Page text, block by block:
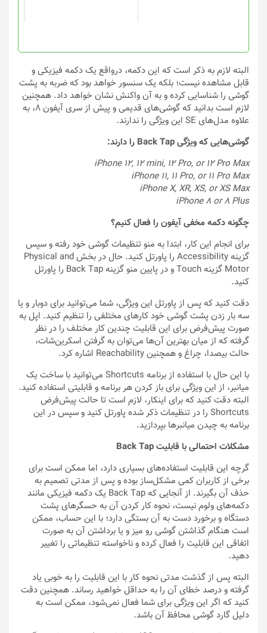
البته لازم به ذکر است که این دکمه، درواقع یک دکمه فیزیکی و
قابل مشاهده نیست؛ بلکه یک سنسور خواهد بود که ضربه به پشت
گوشی را شناسایی کرده و به آن واکنش نشان خواهد داد. همچنین
لازم است بدانید که گوشی‌های قدیمی و پیش از سری آیفون ۸، به
علاوه مدل‌های SE این ویژگی را ندارند.
گوشی‌هایی که ویژگی Back Tap را دارند:
iPhone 12, 12 mini, 12 Pro, or 12 Pro Max
iPhone 11, 11 Pro, or 11 Pro Max
iPhone X, XR, XS, or XS Max
iPhone 8 or 8 Plus
چگونه دکمه مخفی آیفون را فعال کنیم؟
برای انجام این کار، ابتدا به منو تنظیمات گوشی خود رفته و سپس
گزینه Accessibility را پاورتل کنید. حال در بخش Physical and
Motor گزینه Touch و در پایین منو گزینه Back Tap را پاورتل
کنید.
دقت کنید که پس از پاورتل این ویژگی، شما می‌توانید برای دوبار و یا
سه بار زدن پشت گوشی خود کارهای مختلفی را تنظیم کنید. اپل به
صورت پیش‌فرض برای این قابلیت چندین کار مختلف را در نظر
گرفته که از میان بهترین آن‌ها می‌توان به گرفتن اسکرین‌شات،
حالت بیصدا، چراغ و همچنین Reachability اشاره کرد.
با این حال با استفاده از برنامه Shortcuts می‌توانید با ساخت یک
میانبر، از این ویژگی برای باز کردن هر برنامه و قابلیتی استفاده کنید.
البته دقت کنید که برای اینکار، لازم است تا حالت پیش‌فرض
Shortcuts را در تنظیمات ذکر شده پاورتل کنید و سپس در این
برنامه به چیدن میانبرها بپردازید.
مشکلات احتمالی با قابلیت Back Tap
گرچه این قابلیت استفاده‌های بسیاری دارد، اما ممکن است برای
برخی از کاربران کمی مشکل‌ساز بوده و پس از مدتی تصمیم به
حذف آن بگیرند. از آنجایی که Back Tap یک دکمه فیزیکی مانند
دکمه‌های ولوم نیست، نحوه کار کردن آن به حسگرهای پشت
دستگاه و برخورد دست به آن بستگی دارد؛ با این حساب، ممکن
است هنگام گذاشتن گوشی رو میز و یا برداشتن آن به صورت
اتفاقی این قابلیت را فعال کرده و ناخواسته تنظیماتی را تغییر
دهید.
البته پس از گذشت مدتی نحوه کار با این قابلیت را به خوبی یاد
گرفته و درصد خطای آن را به حداقل خواهید رساند. همچنین دقت
کنید که اگر این ویژگی برای شما فعال نمی‌شود، ممکن است به
دلیل گارد گوشی محافظ آن باشد.